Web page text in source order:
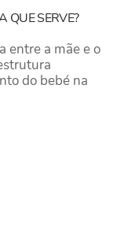
QUE SERVE?
entre a mãe e o
do bebé na